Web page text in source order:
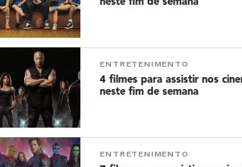
ENTRETENIMENTO
4 filmes para assistir nos
neste fim de semana
ENTRETENIMENTO